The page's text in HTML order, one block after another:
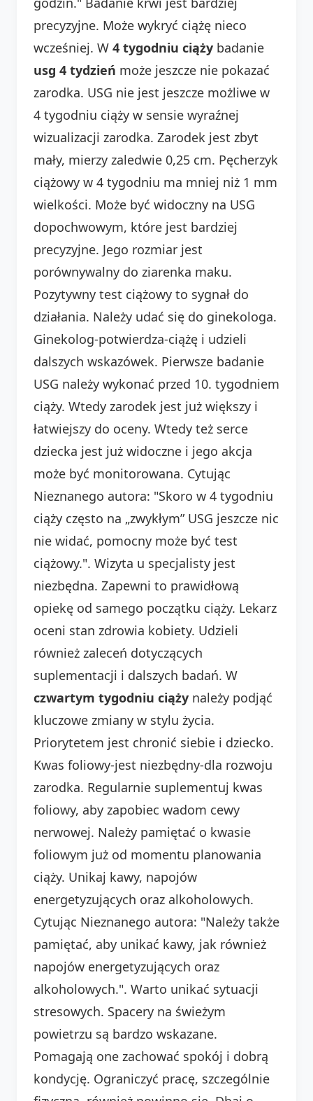
precyzyjne. Może wykryć ciążę nieco
wcześniej. W 4 tygodniu ciąży badanie
usg 4 tydzień może jeszcze nie pokazać
zarodka. USG nie jest jeszcze możliwe w
4 tygodniu ciąży w sensie wyraźnej
wizualizacji zarodka. Zarodek jest zbyt
mały, mierzy zaledwie 0,25 cm. Pęcherzyk
ciążowy w 4 tygodniu ma mniej niż 1 mm
wielkości. Może być widoczny na USG
dopochwowym, które jest bardziej
precyzyjne. Jego rozmiar jest
porównywalny do ziarenka maku.
Pozytywny test ciążowy to sygnał do
działania. Należy udać się do ginekologa.
Ginekolog-potwierdza-ciążę i udzieli
dalszych wskazówek. Pierwsze badanie
USG należy wykonać przed 10. tygodniem
ciąży. Wtedy zarodek jest już większy i
łatwiejszy do oceny. Wtedy też serce
dziecka jest już widoczne i jego akcja
może być monitorowana. Cytując
Nieznanego autora: "Skoro w 4 tygodniu
ciąży często na „zwykłym” USG jeszcze nic
nie widać, pomocny może być test
ciążowy.". Wizyta u specjalisty jest
niezbędna. Zapewni to prawidłową
opiekę od samego początku ciąży. Lekarz
oceni stan zdrowia kobiety. Udzieli
również zaleceń dotyczących
suplementacji i dalszych badań. W
czwartym tygodniu ciąży należy podjąć
kluczowe zmiany w stylu życia.
Priorytetem jest chronić siebie i dziecko.
Kwas foliowy-jest niezbędny-dla rozwoju
zarodka. Regularnie suplementuj kwas
foliowy, aby zapobiec wadom cewy
nerwowej. Należy pamiętać o kwasie
foliowym już od momentu planowania
ciąży. Unikaj kawy, napojów
energetyzujących oraz alkoholowych.
Cytując Nieznanego autora: "Należy także
pamiętać, aby unikać kawy, jak również
napojów energetyzujących oraz
alkoholowych.". Warto unikać sytuacji
stresowych. Spacery na świeżym
powietrzu są bardzo wskazane.
Pomagają one zachować spokój i dobrą
kondycję. Ograniczyć pracę, szczególnie